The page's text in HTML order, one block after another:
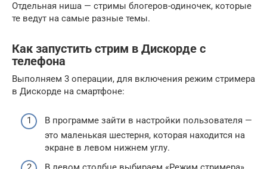
Отдельная ниша — стримы блогеров-одиночек, которые
те ведут на самые разные темы.
Как запустить стрим в Дискорде с
телефона
Выполняем 3 операции, для включения режим стримера
в Дискорде на смартфоне:
В программе зайти в настройки пользователя —
это маленькая шестерня, которая находится на
экране в левом нижнем углу.